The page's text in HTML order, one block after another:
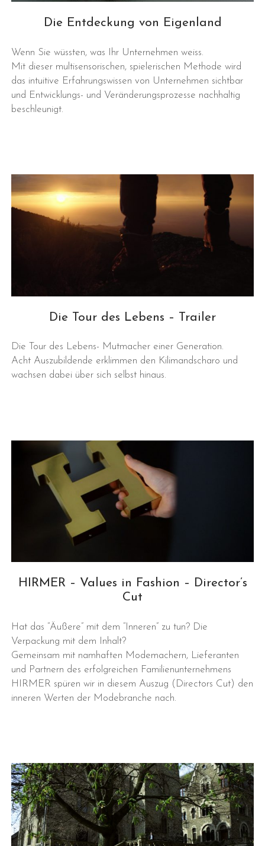
Die Entdeckung von Eigenland
Wenn Sie wüssten, was Ihr Unternehmen weiss.
Mit dieser multisensorischen, spielerischen Methode wird
das intuitive Erfahrungswissen von Unternehmen sichtbar
und Entwicklungs- und Veränderungsprozesse nachhaltig
beschleunigt.
Die Tour des Lebens – Trailer
Die Tour des Lebens- Mutmacher einer Generation.
Acht Auszubildende erklimmen den Kilimandscharo und
wachsen dabei über sich selbst hinaus.
HIRMER – Values in Fashion – Director’s
Cut
Hat das “Äußere” mit dem “Inneren” zu tun? Die
Verpackung mit dem Inhalt?
Gemeinsam mit namhaften Modemachern, Lieferanten
und Partnern des erfolgreichen Familienunternehmens
HIRMER spüren wir in diesem Auszug (Directors Cut) den
inneren Werten der Modebranche nach.